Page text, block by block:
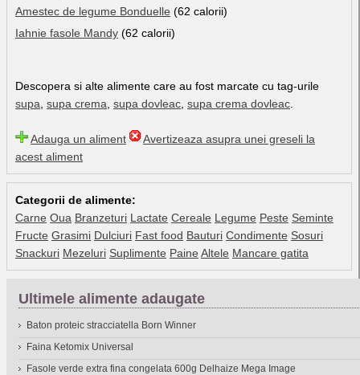
Amestec de legume Bonduelle (62 calorii)
Iahnie fasole Mandy (62 calorii)
Descopera si alte alimente care au fost marcate cu tag-urile
supa supa crema supa dovleac supa crema dovleac
Adauga un aliment
Avertizeaza asupra unei greseli la
acest aliment
Categorii de alimente:
Carne Oua Branzeturi Lactate Cereale Legume Peste Seminte
Fructe Grasimi Dulciuri Fast food Bauturi Condimente Sosuri
Snackuri Mezeluri Suplimente Paine Altele Mancare gatita
Ultimele alimente adaugate
Baton proteic stracciatella Born Winner
Faina Ketomix Universal
Fasole verde extra fina congelata 600g Delhaize Mega Image